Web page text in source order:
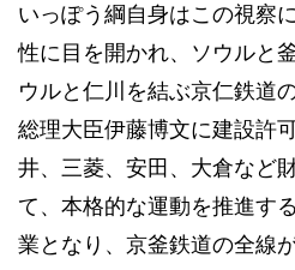
いっぽう綱自身はこの視察
性に目を開かれ、ソウルと
ウルと仁川を結ぶ京仁鉄道
総理大臣伊藤博文に建設許
井、三菱、安田、大倉など
て、本格的な運動を推進す
業となり、京釜鉄道の全線